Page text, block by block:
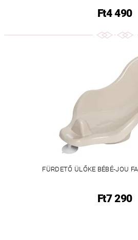
Ft4 490
FÜRDETŐ ÜLŐKE BÉBÉ-JOU
Ft7 290